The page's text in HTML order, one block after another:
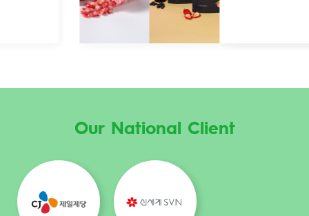
Our National Client